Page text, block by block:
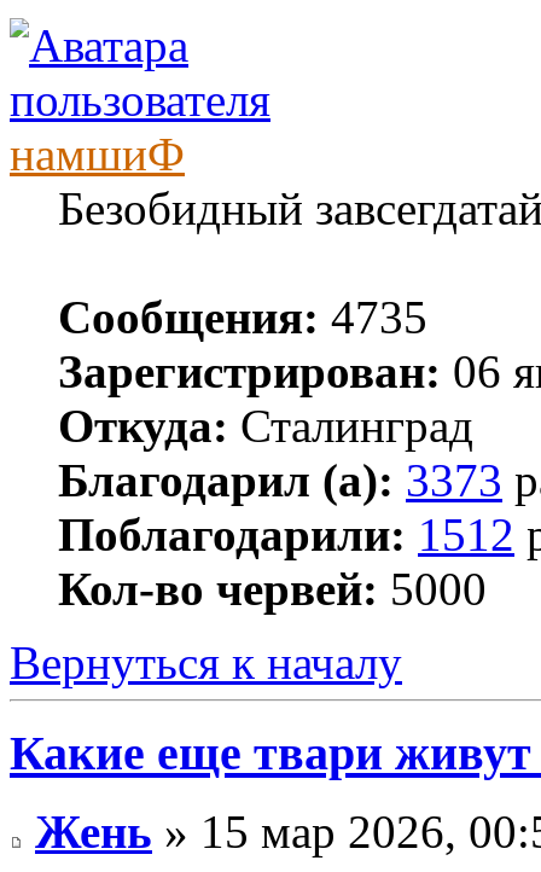
намшиФ
Безобидный
Сообщения: 4735
Зарегистрирован: 06
Откуда: Сталинград
Благодарил (а): 3373
Поблагодарили: 1512
Кол-во червей: 5000
Вернуться к началу
Какие еще твари
Жень » 15 мар 2026,